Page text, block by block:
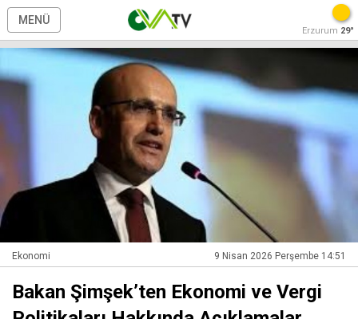
MENÜ
Erzurum 29°
Ekonomi 9 Nisan 2026 Perşembe 14:51
Bakan Şimşek’ten Ekonomi ve Vergi